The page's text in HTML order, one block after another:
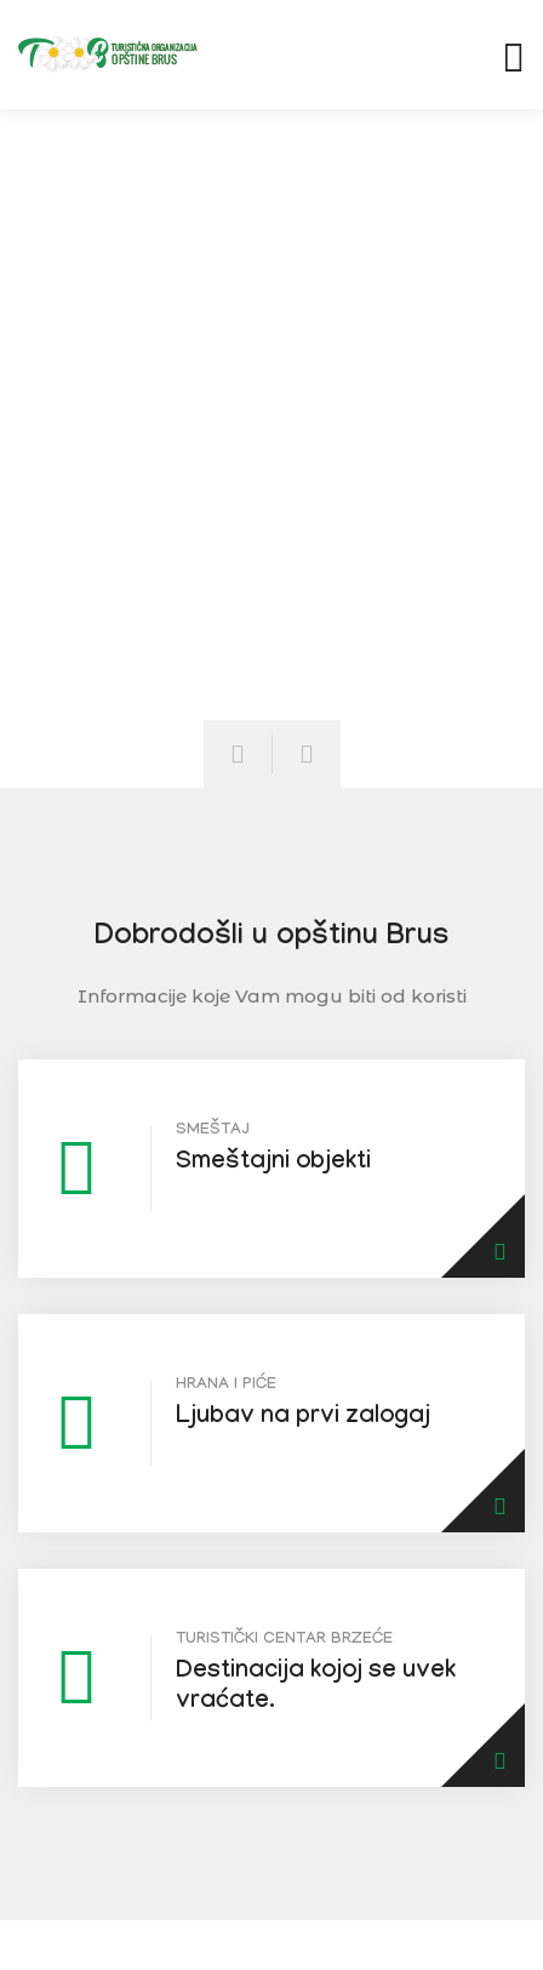
Dobrodošli u opštinu Brus
Informacije koje Vam mogu biti od koristi
SMEŠTAJ
Smeštajni objekti
HRANA I PIĆE
Ljubav na prvi zalogaj
TURISTIČKI CENTAR BRZEĆE
Destinacija kojoj se uvek
vraćate.